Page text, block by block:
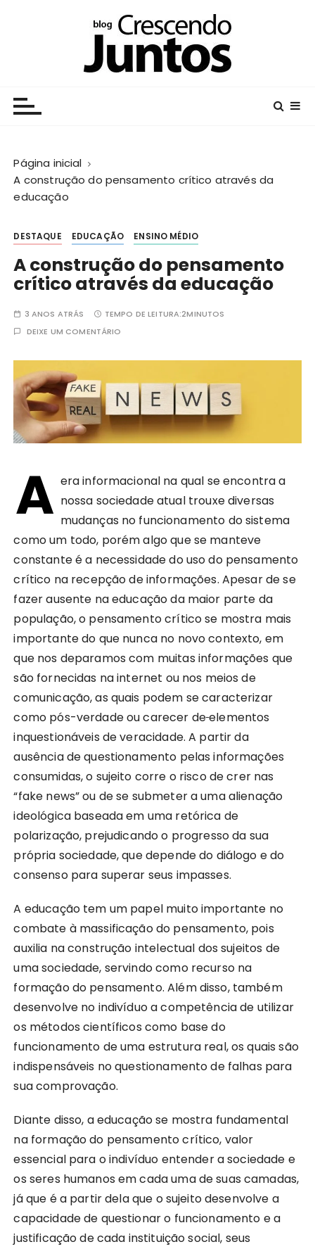
Página inicial
A construção do pensamento crítico através da
educação
DESTAQUE EDUCAÇÃO ENSINO MÉDIO
A construção do pensamento
crítico através da educação
3 ANOS ATRÁS TEMPO DE LEITURA:2MINUTOS
DEIXE UM COMENTÁRIO
A era informacional na qual se encontra a
nossa sociedade atual trouxe diversas
mudanças no funcionamento do sistema
como um todo, porém algo que se manteve
constante é a necessidade do uso do pensamento
crítico na recepção de informações. Apesar de se
fazer ausente na educação da maior parte da
população, o pensamento crítico se mostra mais
importante do que nunca no novo contexto, em
que nos deparamos com muitas informações que
são fornecidas na internet ou nos meios de
comunicação, as quais podem se caracterizar
como pós-verdade ou carecer deelementos
inquestionáveis de veracidade. A partir da
ausência de questionamento pelas informações
consumidas, o sujeito corre o risco de crer nas
“fake news” ou de se submeter a uma alienação
ideológica baseada em uma retórica de
polarização, prejudicando o progresso da sua
própria sociedade, que depende do diálogo e do
consenso para superar seus impasses.
A educação tem um papel muito importante no
combate à massificação do pensamento, pois
auxilia na construção intelectual dos sujeitos de
uma sociedade, servindo como recurso na
formação do pensamento. Além disso, também
desenvolve no indivíduo a competência de utilizar
os métodos científicos como base do
funcionamento de uma estrutura real, os quais são
indispensáveis no questionamento de falhas para
sua comprovação.
Diante disso, a educação se mostra fundamental
na formação do pensamento crítico, valor
essencial para o indivíduo entender a sociedade e
os seres humanos em cada uma de suas camadas,
já que é a partir dela que o sujeito desenvolve a
capacidade de questionar o funcionamento e a
justificação de cada instituição social, seus